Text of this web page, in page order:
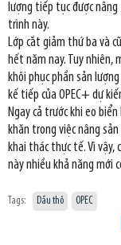
lượng tiếp tục được
trình này.
Lớp cắt giảm thứ ba và
hết năm nay. Tuy nhiên,
khôi phục phần sản
kế tiếp của OPEC+ dự
Ngay cả trước khi eo
khăn trong việc nâng
khai thác thực tế. Vì
này nhiều khả năng mới
Tags: Dầu thô OPEC